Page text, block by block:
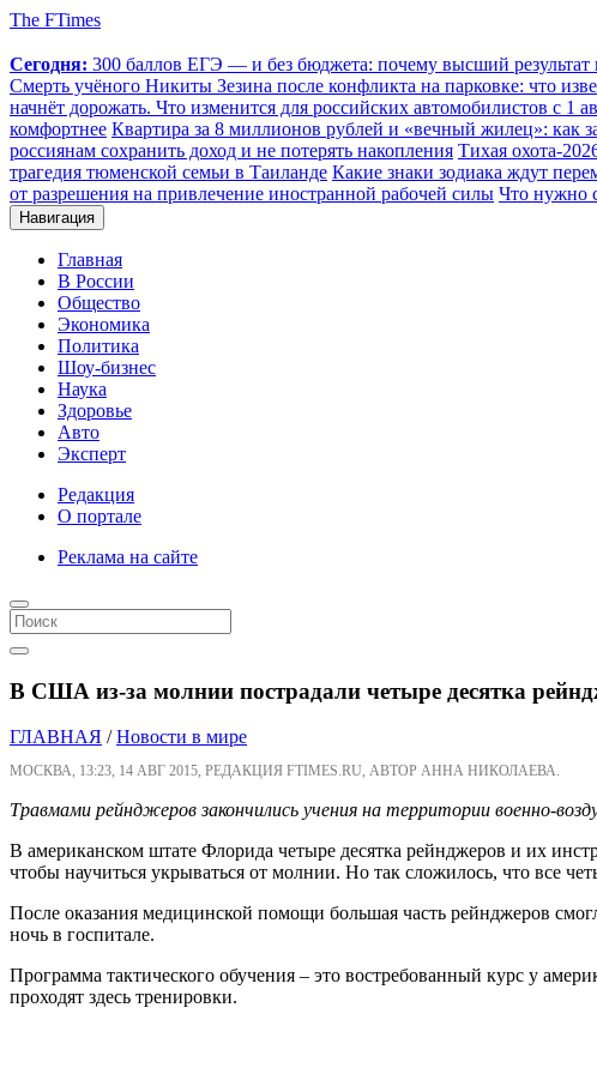
The FTimes
Сегодня: 300 баллов ЕГЭ — и без бюджета: почему высший результат
Смерть учёного Никиты Зезина после конфликта на парковке: что
начнёт дорожать. Что изменится для российских автомобилистов с 1
комфортнее Квартира за 8 миллионов рублей и «вечный жилец»: как
россиянам сохранить доход и не потерять накопления Тихая охота-
трагедия тюменской семьи в Таиланде Какие знаки зодиака ждут
от разрешения на привлечение иностранной рабочей силы Что нужно
Навигация
Главная
В России
Общество
Экономика
Политика
Шоу-бизнес
Наука
Здоровье
Авто
Эксперт
Редакция
О портале
Реклама на сайте
В США из-за молнии пострадали четыре десятка
ГЛАВНАЯ /Новости в мире
МОСКВА, 13:23, 14 АВГ 2015, РЕДАКЦИЯ FTIMES.RU, АВТОР АННА НИКОЛАЕВА.
Травмами рейнджеров закончились учения на территории военно-
В американском штате Флорида четыре десятка рейнджеров и их
чтобы научиться укрываться от молнии. Но так сложилось, что все
После оказания медицинской помощи большая часть рейнджеров
ночь в госпитале.
Программа тактического обучения – это востребованный курс у
проходят здесь тренировки.